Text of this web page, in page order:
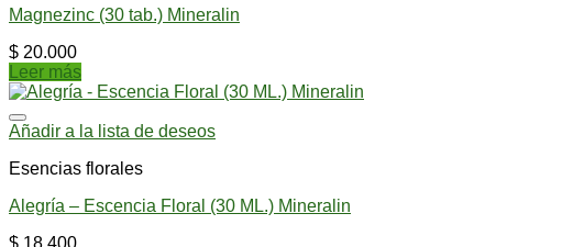
Magnezinc (30 tab.) Mineralin
$ 20.000
Leer más
Añadir a la lista de deseos
Esencias florales
Alegría – Escencia Floral (30 ML.) Mineralin
$ 18.400